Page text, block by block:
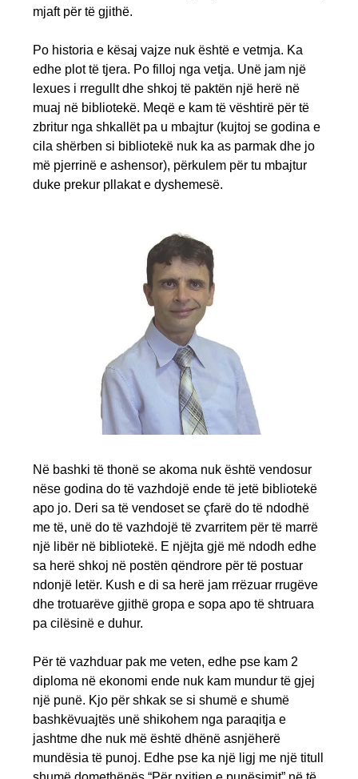
mjaft për të gjithë.
Po historia e kësaj vajze nuk është e vetmja. Ka
edhe plot të tjera. Po filloj nga vetja. Unë jam një
lexues i rregullt dhe shkoj të paktën një herë në
muaj në bibliotekë. Meqë e kam të vështirë për të
zbritur nga shkallët pa u mbajtur (kujtoj se godina e
cila shërben si bibliotekë nuk ka as parmak dhe jo
më pjerrinë e ashensor), përkulem për tu mbajtur
duke prekur pllakat e dyshemesë.
Në bashki të thonë se akoma nuk është vendosur
nëse godina do të vazhdojë ende të jetë bibliotekë
apo jo. Deri sa të vendoset se çfarë do të ndodhë
me të, unë do të vazhdojë të zvarritem për të marrë
një libër në bibliotekë. E njëjta gjë më ndodh edhe
sa herë shkoj në postën qëndrore për të postuar
ndonjë letër. Kush e di sa herë jam rrëzuar rrugëve
dhe trotuarëve gjithë gropa e sopa apo të shtruara
pa cilësinë e duhur.
Për të vazhduar pak me veten, edhe pse kam 2
diploma në ekonomi ende nuk kam mundur të gjej
një punë. Kjo për shkak se si shumë e shumë
bashkëvuajtës unë shikohem nga paraqitja e
jashtme dhe nuk më është dhënë asnjëherë
mundësia të punoj. Edhe pse ka një ligj me një titull